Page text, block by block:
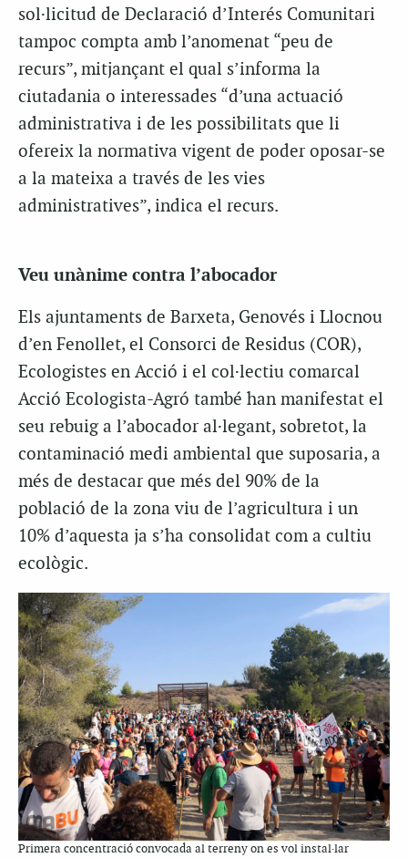
sol·licitud de Declaració d’Interés Comunitari
tampoc compta amb l’anomenat “peu de
recurs”, mitjançant el qual s’informa la
ciutadania o interessades “d’una actuació
administrativa i de les possibilitats que li
ofereix la normativa vigent de poder oposar-se
a la mateixa a través de les vies
administratives”, indica el recurs.
Veu unànime contra l’abocador
Els ajuntaments de Barxeta, Genovés i Llocnou
d’en Fenollet, el Consorci de Residus (COR),
Ecologistes en Acció i el col·lectiu comarcal
Acció Ecologista-Agró també han manifestat el
seu rebuig a l’abocador al·legant, sobretot, la
contaminació medi ambiental que suposaria, a
més de destacar que més del 90% de la
població de la zona viu de l’agricultura i un
10% d’aquesta ja s’ha consolidat com a cultiu
ecològic.
Primera concentració convocada al terreny on es vol instal·lar